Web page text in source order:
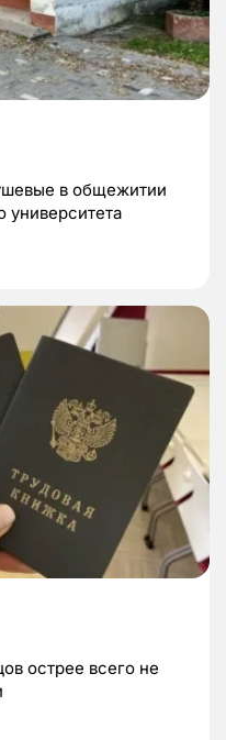
в общежитии
университета
острее всего не